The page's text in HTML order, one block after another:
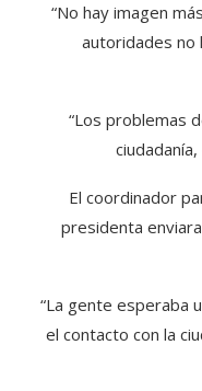
“No hay imagen
autoridades no
“Los problemas
El coordinador
presidenta
“La gente esperaba
el contacto con la